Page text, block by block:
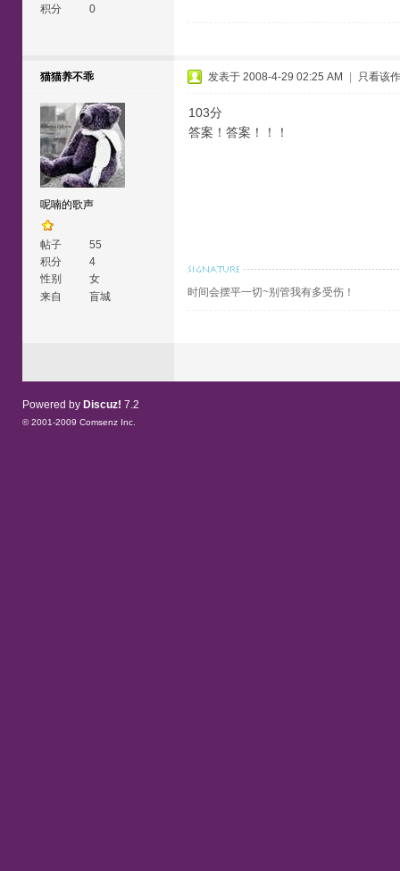
积分
0
猫猫养不乖
呢喃的歌声
帖子
55
积分
4
性别
女
来自
盲城
发表于 2008-4-29 02:25 AM 只看该
103分
答案！答案！！！
时间会摆平一切~别管我有多受伤！
Powered by Discuz! 7.2
© 2001-2009 Comsenz Inc.